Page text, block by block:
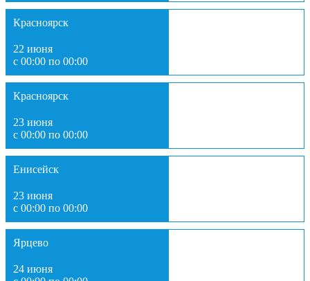
Красноярск
22 июня
с 00:00 по 00:00
Красноярск
23 июня
с 00:00 по 00:00
Енисейск
23 июня
с 00:00 по 00:00
Ярцево
24 июня